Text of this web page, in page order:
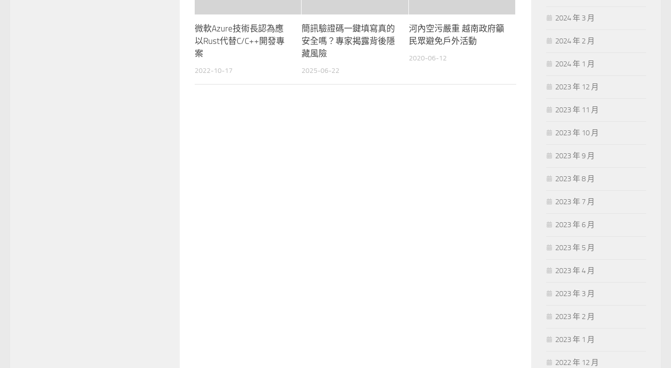
微軟Azure技術長認為應
以Rust代替C/C++開發專
案
2022-10-17
簡訊驗證碼一鍵填寫真的
安全嗎？專家揭露背後隱
藏風險
2025-06-22
河內空污嚴重 越南政府籲
民眾避免戶外活動
2020-06-12
2024 年 3 月
2024 年 2 月
2024 年 1 月
2023 年 12 月
2023 年 11 月
2023 年 10 月
2023 年 9 月
2023 年 8 月
2023 年 7 月
2023 年 6 月
2023 年 5 月
2023 年 4 月
2023 年 3 月
2023 年 2 月
2023 年 1 月
2022 年 12 月